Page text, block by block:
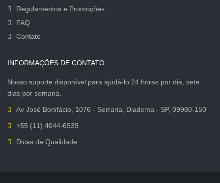
Regulamentos e Promoções
FAQ
Contato
INFORMAÇÕES DE CONTATO
Nosso suporte disponível para ajudá-lo 24 horas por dia, sete
dias por semana.
Av José Bonifácio, 1076 - Serraria, Diadema - SP, 09980-150
+55 (11) 4044-6939
Dicas de Qualidade